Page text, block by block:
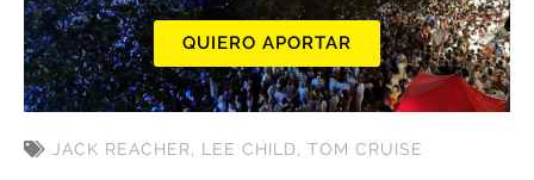
QUIERO APORTAR
JACK REACHER, LEE CHILD, TOM CRUISE